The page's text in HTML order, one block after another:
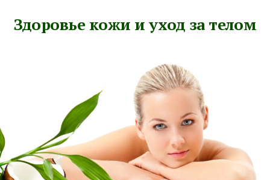
Здоровье кожи и уход за телом